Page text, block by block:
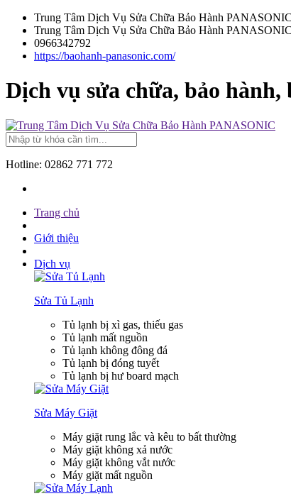
Trung Tâm Dịch Vụ Sửa Chữa Bảo Hành PANASONIC
Trung Tâm Dịch Vụ Sửa Chữa Bảo Hành PANASONIC
0966342792
https://baohanh-panasonic.com/
Dịch vụ sửa chữa, bảo
Hotline: 02862 771 772
Trang chủ
Giới thiệu
Dịch vụ
Sửa Tủ Lạnh
Tủ lạnh bị xì gas, thiếu gas
Tủ lạnh mất nguồn
Tủ lạnh không đông đá
Tủ lạnh bị đóng tuyết
Tủ lạnh bị hư board mạch
Sửa Máy Giặt
Máy giặt rung lắc và kêu to bất thường
Máy giặt không xả nước
Máy giặt không vắt nước
Máy giặt mất nguồn